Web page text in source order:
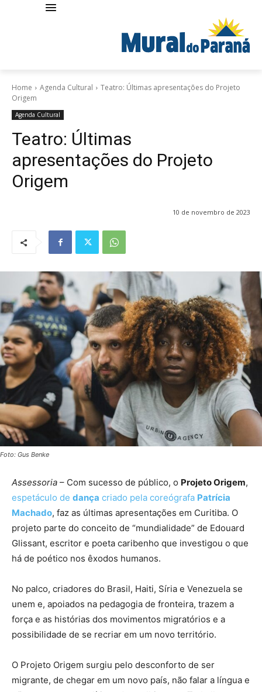
Home Agenda Cultural
Teatro: Últimas apresentações do Projeto
Origem
Agenda Cultural
Teatro: Últimas
apresentações do Projeto
Origem
10 de novembro de 2023
Foto: Gus Benke
Assessoria – Com sucesso de público, o Projeto Origem,
espetáculo de dança criado pela coreógrafa Patrícia
Machado, faz as últimas apresentações em Curitiba. O
projeto parte do conceito de “mundialidade” de Edouard
Glissant, escritor e poeta caribenho que investigou o que
há de poético nos êxodos humanos.
No palco, criadores do Brasil, Haiti, Síria e Venezuela se
unem e, apoiados na pedagogia de fronteira, trazem a
força e as histórias dos movimentos migratórios e a
possibilidade de se recriar em um novo território.
O Projeto Origem surgiu pelo desconforto de ser
migrante, de chegar em um novo país, não falar a língua e